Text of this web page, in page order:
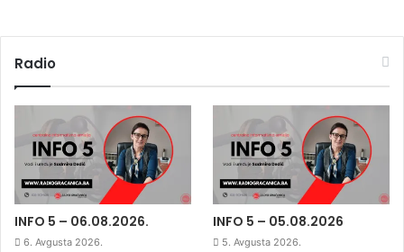
Radio
INFO 5 – 06.08.2026.
6. Avgusta 2026.
INFO 5 – 05.08.2026
5. Avgusta 2026.